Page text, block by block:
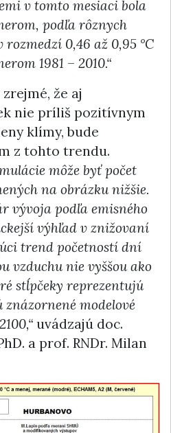
v tomto mesiaci bola
podľa rôznych
0,46 až 0,95 °C
1981 – 2010.“
že aj
nie príliš pozitívnym
klímy, bude
z tohto trendu.
môže byť počet
na obrázku nižšie.
vývoja podľa emisného
výhľad v znižovaní
trend početností dní
vzduchu nie vyššou ako
stĺpčeky reprezentujú
modelové
uvádzajú doc.
a prof. RNDr. Milan